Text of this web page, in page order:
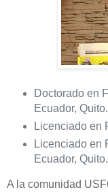
Doctorado en
Ecuador, Quito.
Licenciado en
Licenciado en
Ecuador, Quito.
A la comunidad